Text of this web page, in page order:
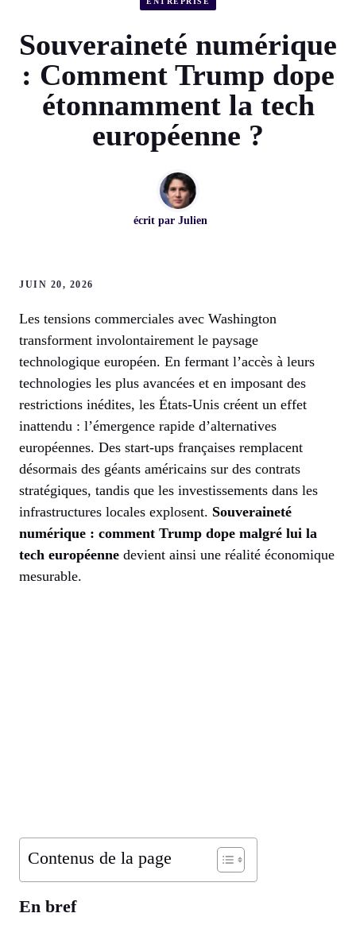
Souveraineté numérique
: Comment Trump dope
étonnamment la tech
européenne ?
écrit par Julien
JUIN 20, 2026
Les tensions commerciales avec Washington
transforment involontairement le paysage
technologique européen. En fermant l’accès à leurs
technologies les plus avancées et en imposant des
restrictions inédites, les États-Unis créent un effet
inattendu : l’émergence rapide d’alternatives
européennes. Des start-ups françaises remplacent
désormais des géants américains sur des contrats
stratégiques, tandis que les investissements dans les
infrastructures locales explosent. Souveraineté
numérique : comment Trump dope malgré lui la
tech européenne devient ainsi une réalité économique
mesurable.
Contenus de la page
En bref